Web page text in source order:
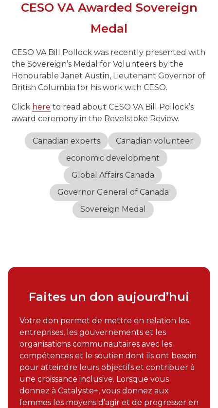
CESO VA Awarded Sovereign
Medal
CESO VA Bill Pollock was recently presented with
the Sovereign’s Medal for Volunteers by the
Honourable Janet Austin, Lieutenant Governor of
British Columbia for his work with CESO.
Click here to read about CESO VA Bill Pollock’s
award ceremony in the Revelstoke Review.
Canadian experts
Canadian volunteer
economic development
Global Affairs Canada
Governor General of Canada
Sovereign Medal
Faites un don aujourd’hui
Votre don permet de mettre en relation les
entreprises, les gouvernements et les
organisations communautaires avec les
compétences et le soutien dont ils ont besoin
pour atteindre leurs objectifs et contribuer à
une croissance inclusive. Lorsque vous
donnez à Catalyste+, vous donnez aux
femmes les moyens d’agir et de progresser en